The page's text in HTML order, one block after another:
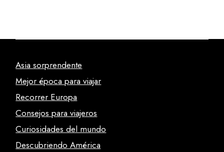
Asia sorprendente
Mejor época para viajar
Recorrer Europa
Consejos para viajeros
Curiosidades del mundo
Descubriendo América